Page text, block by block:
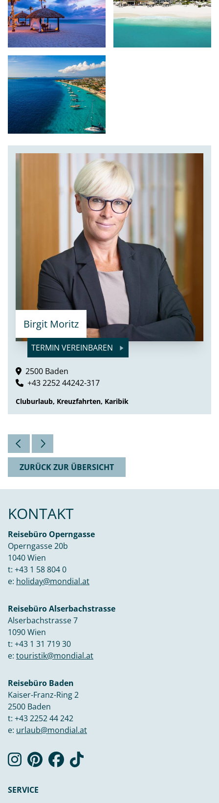
Birgit Moritz
TERMIN VEREINBAREN
2500 Baden
+43 2252 44242-317
Cluburlaub, Kreuzfahrten, Karibik
ZURÜCK ZUR ÜBERSICHT
KONTAKT
Reisebüro Operngasse
Operngasse 20b
1040 Wien
t: +43 1 58 804 0
e: holiday@mondial.at
Reisebüro Alserbachstrasse
Alserbachstrasse 7
1090 Wien
t: +43 1 31 719 30
e: touristik@mondial.at
Reisebüro Baden
Kaiser-Franz-Ring 2
2500 Baden
t: +43 2252 44 242
e: urlaub@mondial.at
SERVICE